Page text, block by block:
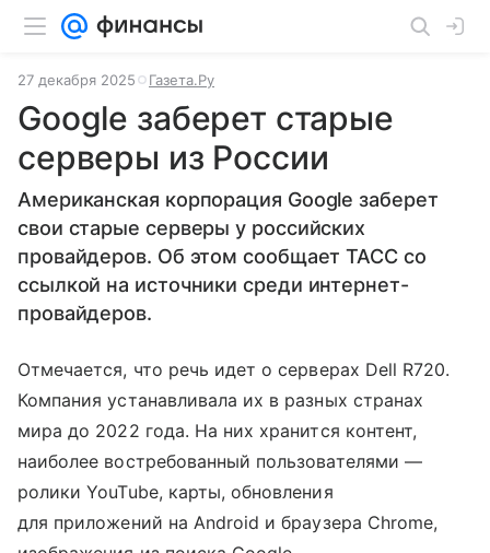
27 декабря 2025 Газета.Ру
Google заберет старые
серверы из России
Американская корпорация Google заберет
свои старые серверы у российских
провайдеров. Об этом сообщает ТАСС со
ссылкой на источники среди интернет-
провайдеров.
Отмечается, что речь идет о серверах Dell R720.
Компания устанавливала их в разных странах
мира до 2022 года. На них хранится контент,
наиболее востребованный пользователями —
ролики YouTube, карты, обновления
для приложений на Android и браузера Chrome,